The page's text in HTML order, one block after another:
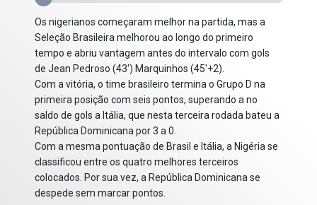
Os nigerianos começaram melhor na partida, mas a
Seleção Brasileira melhorou ao longo do primeiro
tempo e abriu vantagem antes do intervalo com gols
de Jean Pedroso (43') Marquinhos (45'+2).
Com a vitória, o time brasileiro termina o Grupo D na
primeira posição com seis pontos, superando a no
saldo de gols a Itália, que nesta terceira rodada bateu a
República Dominicana por 3 a 0.
Com a mesma pontuação de Brasil e Itália, a Nigéria se
classificou entre os quatro melhores terceiros
colocados. Por sua vez, a República Dominicana se
despede sem marcar pontos.